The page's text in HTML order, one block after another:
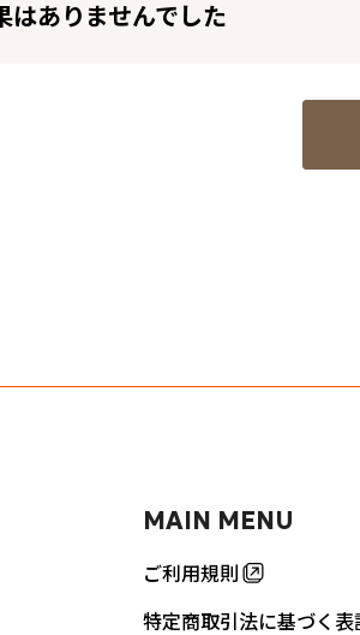
はありませんでした
MAIN MENU
ご利用規則
特定商取引法に基づく表